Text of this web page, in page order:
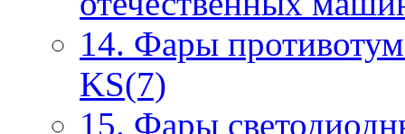
14. Фары
KS(7)
15. Фары